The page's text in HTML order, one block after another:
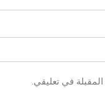
في تعليقي.